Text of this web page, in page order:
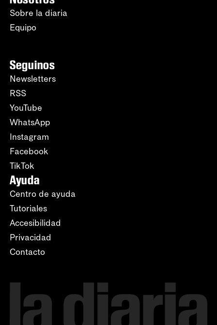
Sobre la diaria
Equipo
Seguinos
Newsletters
RSS
YouTube
WhatsApp
Instagram
Facebook
TikTok
Ayuda
Centro de ayuda
Tutoriales
Accesibilidad
Privacidad
Contacto